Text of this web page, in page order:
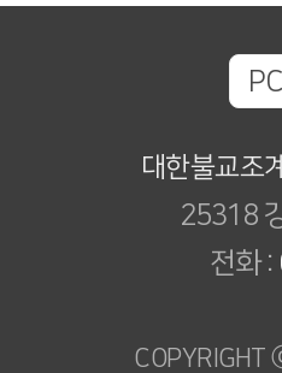
대한불교조
25318
전화 :